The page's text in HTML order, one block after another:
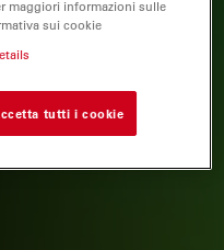
maggiori informazioni sulle
sui cookie
tutti i cookie